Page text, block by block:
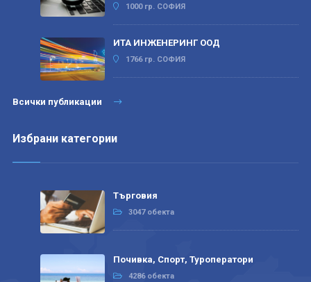
1000 гр. СОФИЯ
ИТА ИНЖЕНЕРИНГ ООД
1766 гр. СОФИЯ
Всички публикации
Избрани категории
Търговия
3047 обекта
Почивка, Спорт, Туроператори
4286 обекта